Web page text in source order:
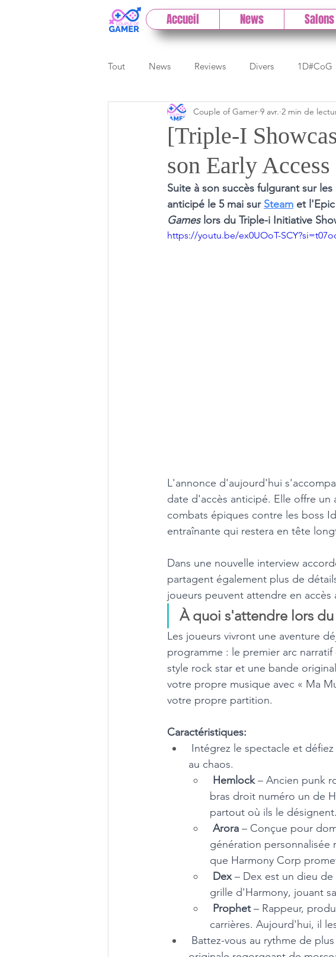
Accueil News Salons
Tout News Reviews Divers 1D#CoG
Previews Cloud Test indé
Paris Games Week Early Access
Actu 1DCoG Test Stadia
[Triple-I
son Early
Couple of Gamer 9 avr. 2 min de
Suite à son succès fulgurant sur
anticipé le 5 mai sur Steam et
Games lors du Triple-i Initiative
https://youtu.be/ex0UOoT-
L'annonce d'aujourd'hui
date d'accès anticipé. Elle offre
combats épiques contre les boss
entraînante qui restera en tête
Dans une nouvelle interview
partagent également plus de
joueurs peuvent attendre en accès
À quoi s'attendre lors
Les joueurs vivront une aventure
programme : le premier arc
style rock star et une bande
votre propre musique avec « Ma
votre propre partition.
Caractéristiques:
Intégrez le spectacle et
au chaos.
Hemlock – Ancien punk
bras droit numéro un de
partout où ils le désignent.
Arora – Conçue pour
génération
que Harmony Corp
Dex – Dex est un dieu de
grille d'Harmony, jouant
Prophet – Rappeur,
carrières. Aujourd'hui, il
Battez-vous au rythme de